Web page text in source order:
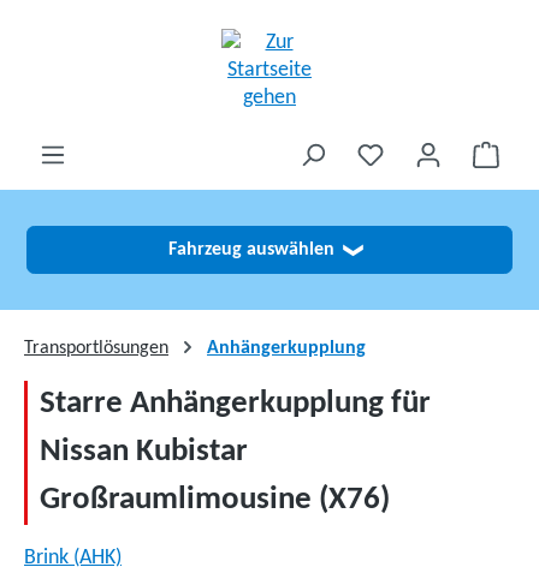
Fahrzeug auswählen ❯
Transportlösungen Anhängerkupplung
Starre Anhängerkupplung für
Nissan Kubistar
Großraumlimousine (X76)
Brink (AHK)